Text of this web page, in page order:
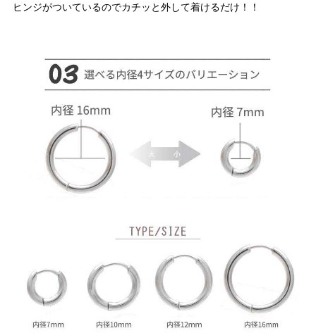
ヒンジがついているのでカチッと外して着けるだけ！！